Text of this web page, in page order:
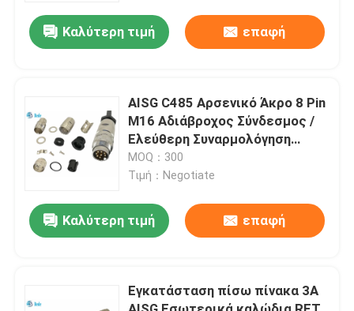
Καλύτερη τιμή επαφή
AISG C485 Αρσενικό Άκρο 8 Pin
M16 Αδιάβροχος Σύνδεσμος /
Ελεύθερη Συναρμολόγηση
Συνδέσμου
MOQ：300
Τιμή：Negotiate
Καλύτερη τιμή επαφή
Εγκατάσταση πίσω πίνακα 3A